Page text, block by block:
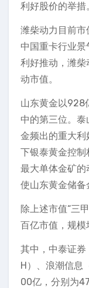
利好股价的举措
潍柴动力目前市
中国重卡行业
利好推动，潍
动市值。
山东黄金以928
中的第三位。
金频出的重大
下银泰黄金控
最大单体金矿
使山东黄金储备
除上述市值“三
百亿市值，规模
其中，中泰证
H）、浪潮信息
00亿，分别为